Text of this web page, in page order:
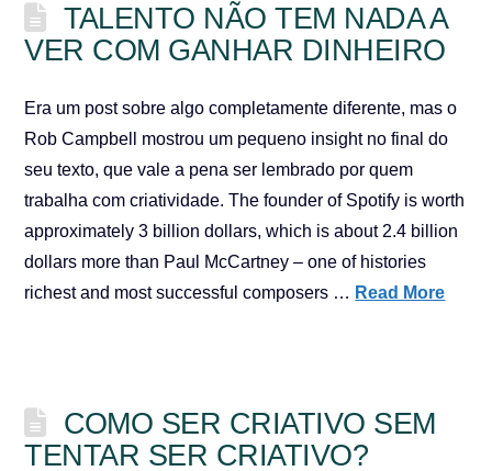
TALENTO NÃO TEM NADA A
VER COM GANHAR DINHEIRO
Era um post sobre algo completamente diferente, mas o
Rob Campbell mostrou um pequeno insight no final do
seu texto, que vale a pena ser lembrado por quem
trabalha com criatividade. The founder of Spotify is worth
approximately 3 billion dollars, which is about 2.4 billion
dollars more than Paul McCartney – one of histories
richest and most successful composers … Read More
COMO SER CRIATIVO SEM
TENTAR SER CRIATIVO?